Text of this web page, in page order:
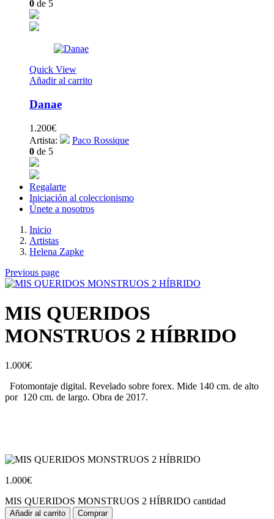
0 de 5
Quick View
Añadir al carrito
Danae
1.200€
Artista:
Paco Rossique
0 de 5
Regalarte
Iniciación al coleccionismo
Únete a nosotros
Inicio
Artistas
Helena Zapke
Previous page
MIS QUERIDOS
MONSTRUOS 2 HÍBRIDO
1.000€
Fotomontaje digital. Revelado sobre forex. Mide 140 cm. de alto
por 120 cm. de largo. Obra de 2017.
1.000€
MIS QUERIDOS MONSTRUOS 2 HÍBRIDO cantidad
Añadir al carrito Comprar